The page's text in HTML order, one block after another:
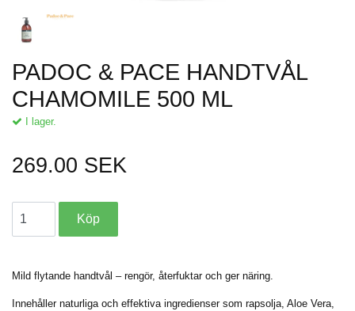
PADOC & PACE HANDTVÅL
CHAMOMILE 500 ML
I lager.
269.00 SEK
Mild flytande handtvål – rengör, återfuktar och ger näring.
Innehåller naturliga och effektiva ingredienser som rapsolja, Aloe Vera,